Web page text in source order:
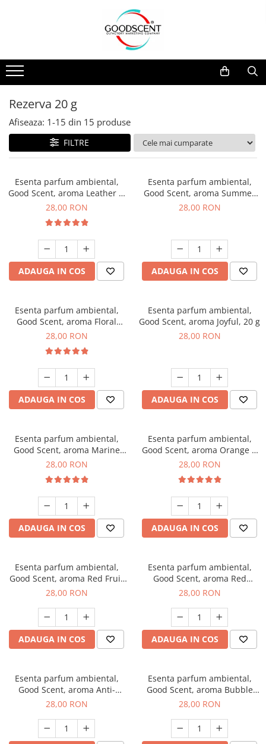
Pachete Promo
Dispozitive de Parfumare
Esente Parfum Ambiental
Rezerve Spray Good Scent
Odorizant cu Pulverizator
Site Pisoar
Dispozitive de Parfumare Ambientală
Auto
Rezidențiale
Comerciale
Industriale (HVAC)
Esente Parfum Ambiental
Mostre
Rezerva 10 g
Rezerva 20 g
Rezerva 100 g
Rezerva 200 g
Rezerva 500 g
Rezerva 20 g
Afiseaza: 1-15 din 15 produse
FILTRE
Esenta parfum ambiental,
Good Scent, aroma Leather &
Black Oudh, 20 g
28,00 RON
ADAUGA IN COS
Esenta parfum ambiental,
Good Scent, aroma Summer
Melon, 20 g
28,00 RON
ADAUGA IN COS
Esenta parfum ambiental,
Good Scent, aroma Floral
Bouquet, 20 g
28,00 RON
ADAUGA IN COS
Esenta parfum ambiental,
Good Scent, aroma Joyful, 20 g
28,00 RON
ADAUGA IN COS
Esenta parfum ambiental,
Good Scent, aroma Marine
Breeze, 20 g
28,00 RON
ADAUGA IN COS
Esenta parfum ambiental,
Good Scent, aroma Orange &
Fresh Cinnamon, 20 g
28,00 RON
ADAUGA IN COS
Esenta parfum ambiental,
Good Scent, aroma Red Fruit
Bubble, 20 g
28,00 RON
ADAUGA IN COS
Esenta parfum ambiental,
Good Scent, aroma Red
Grapes, 20 g
28,00 RON
ADAUGA IN COS
Esenta parfum ambiental,
Good Scent, aroma Anti-
Tobacco, 20 g
28,00 RON
Esenta parfum ambiental,
Good Scent, aroma Bubble
Gum, 20 g
28,00 RON